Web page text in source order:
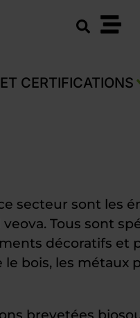
CERTIFICATIONS
secteur sont les
Tous sont
décoratifs et
bois, les métaux
brevetées